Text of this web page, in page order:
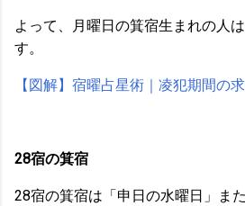
よって、月曜日の箕宿生まれの人
す。
【図解】宿曜占星術｜凌犯期間の
28宿の箕宿
28宿の箕宿は「申日の水曜日」ま